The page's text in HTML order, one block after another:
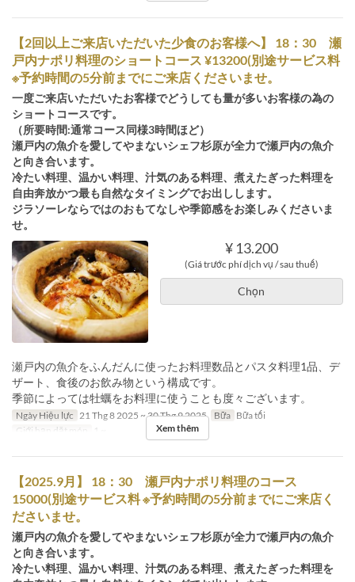
【2回以上ご来店いただいた少食のお客様へ】 18：30 瀬
戸内ナポリ料理のショートコース ¥13200(別途サービス料
※予約時間の5分前までにご来店くださいませ。
一度ご来店いただいたお客様でどうしても量が多いお客様の為の
ショートコースです。
（所要時間:通常コース同様3時間ほど）
瀬戸内の魚介を愛してやまないシェフ杉原が全力で瀬戸内の魚介
と向き合います。
冷たい料理、温かい料理、汁気のある料理、煮えたぎった料理を
自由奔放かつ最も自然なタイミングでお出しします。
ジラソーレならではのおもてなしや季節感をお楽しみくださいま
せ。
¥ 13.200
(Giá trước phí dịch vụ / sau thuế)
Chọn
瀬戸内の魚介をふんだんに使ったお料理数品とパスタ料理1品、デ
ザート、食後のお飲み物という構成です。
季節によっては牡蠣をお料理に使うことも度々ございます。
Ngày Hiệu lực 21 Thg 8 2025 ~ 30 Thg 9 2025 Bữa Bữa tối
Giới hạn dặt món
1 ~ Xem thêm
【2025.9月】 18：30 瀬戸内ナポリ料理のコース
15000(別途サービス料 ※予約時間の5分前までにご来店く
ださいませ。
瀬戸内の魚介を愛してやまないシェフ杉原が全力で瀬戸内の魚介
と向き合います。
冷たい料理、温かい料理、汁気のある料理、煮えたぎった料理を